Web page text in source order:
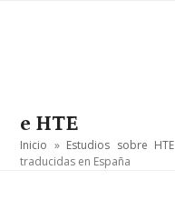
e HTE
Inicio » Estudios sobre HTE
traducidas en España